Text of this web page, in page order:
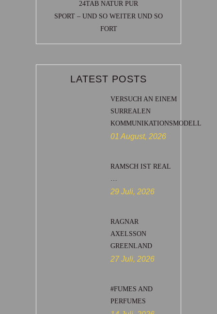
24TAB NATUR PUR
SPORT – UND SO WEITER UND SO
FORT
LATEST POSTS
VERSUCH AN EINEM
SURREALEN
KOMMUNIKATIONSMODELL
01 August, 2026
RAMSCH IST REAL
29 Juli, 2026
RAGNAR
AXELSSON
GREENLAND
27 Juli, 2026
#FUMES AND
PERFUMES